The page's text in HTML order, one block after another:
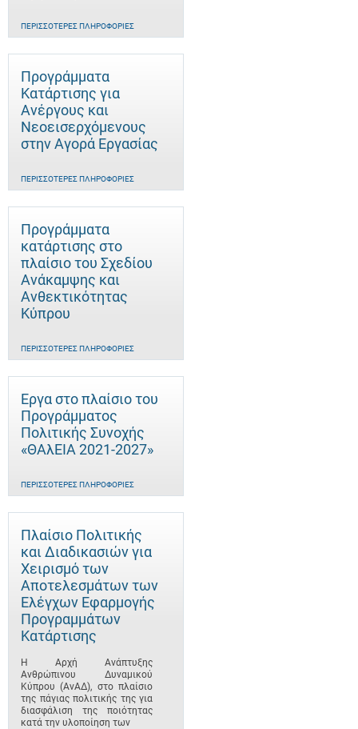
ΠΕΡΙΣΣΌΤΕΡΕΣ ΠΛΗΡΟΦΟΡΊΕΣ
Προγράμματα
Κατάρτισης για
Ανέργους και
Νεοεισερχόμενους
στην Αγορά Εργασίας
ΠΕΡΙΣΣΌΤΕΡΕΣ ΠΛΗΡΟΦΟΡΊΕΣ
Προγράμματα
κατάρτισης στο
πλαίσιο του Σχεδίου
Ανάκαμψης και
Ανθεκτικότητας
Κύπρου
ΠΕΡΙΣΣΌΤΕΡΕΣ ΠΛΗΡΟΦΟΡΊΕΣ
Έργα στο πλαίσιο του
Προγράμματος
Πολιτικής Συνοχής
«ΘΑλΕΙΑ 2021-2027»
ΠΕΡΙΣΣΌΤΕΡΕΣ ΠΛΗΡΟΦΟΡΊΕΣ
Πλαίσιο Πολιτικής
και Διαδικασιών για
Χειρισμό των
Αποτελεσμάτων των
Ελέγχων Εφαρμογής
Προγραμμάτων
Κατάρτισης
Η Αρχή Ανάπτυξης
Ανθρώπινου Δυναμικού
Κύπρου (ΑνΑΔ), στο πλαίσιο
της πάγιας πολιτικής της για
διασφάλιση της ποιότητας
κατά την υλοποίηση των